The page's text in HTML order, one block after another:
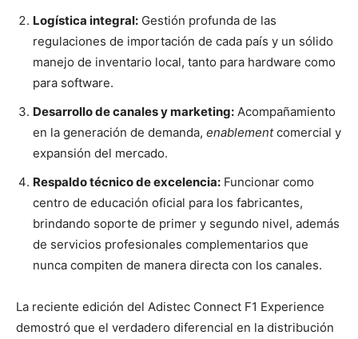
Logística integral: Gestión profunda de las
regulaciones de importación de cada país y un sólido
manejo de inventario local, tanto para hardware como
para software.
Desarrollo de canales y marketing: Acompañamiento
en la generación de demanda, enablementcomercial y
expansión del mercado.
Respaldo técnico de excelencia: Funcionar como
centro de educación oficial para los fabricantes,
brindando soporte de primer y segundo nivel, además
de servicios profesionales complementarios que
nunca compiten de manera directa con los canales.
La reciente edición del Adistec Connect F1 Experience
demostró que el verdadero diferencial en la distribución